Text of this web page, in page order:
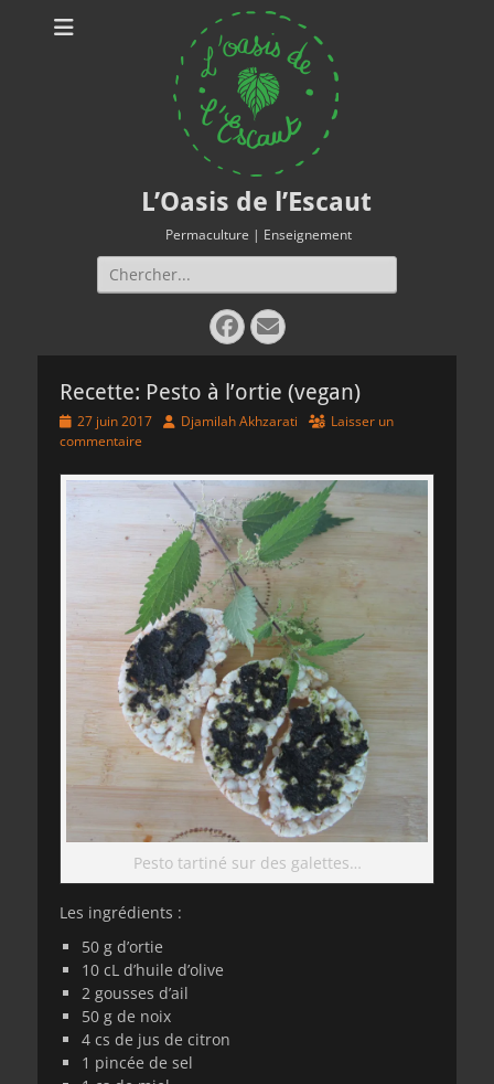
L’Oasis de l’Escaut
Permaculture | Enseignement
Rechercher :
Facebook
E-
mail
Recette: Pesto à l’ortie (vegan)
Posted
on
27 juin 2017 AuthorDjamilah Akhzarati
Laisser un
commentaire
Pesto tartiné sur des galettes…
Les ingrédients :
50 g d’ortie
10 cL d’huile d’olive
2 gousses d’ail
50 g de noix
4 cs de jus de citron
1 pincée de sel